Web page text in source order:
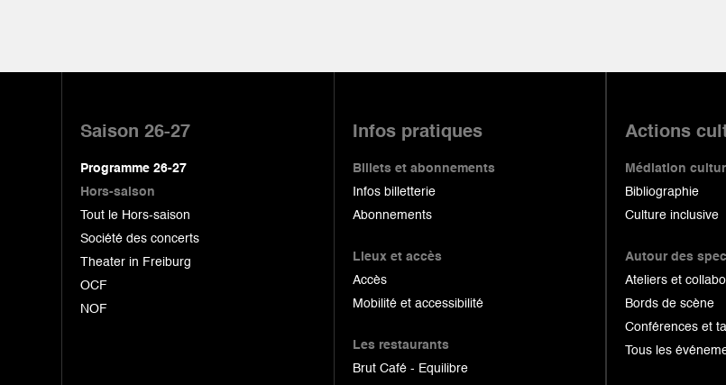
Saison 26-27
Programme 26-27
Hors-saison
Tout le Hors-saison
Société des concerts
Theater in Freiburg
OCF
NOF
Infos pratiques
Billets et abonnements
Infos billetterie
Abonnements
Lieux et accès
Accès
Mobilité et accessibilité
Les restaurants
Brut Café - Equilibre
Actions
Médiation
Bibliographie
Culture inclusive
Autour des
Ateliers et
Bords de scène
Conférences et
Tous les